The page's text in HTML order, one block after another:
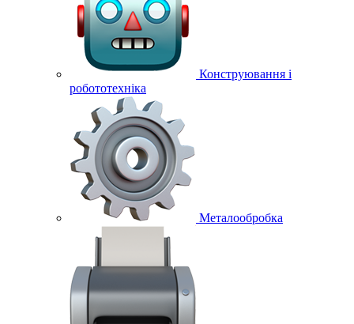
Конструювання і
робототехніка
Металообробка